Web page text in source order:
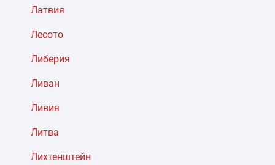
Латвия
Лесото
Либерия
Ливан
Ливия
Литва
Лихтенштейн